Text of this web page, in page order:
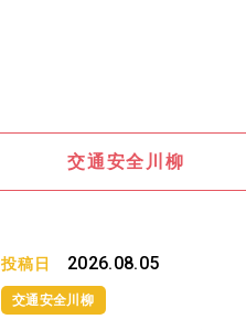
交通安全川柳
投稿日 2026.08.05
交通安全川柳